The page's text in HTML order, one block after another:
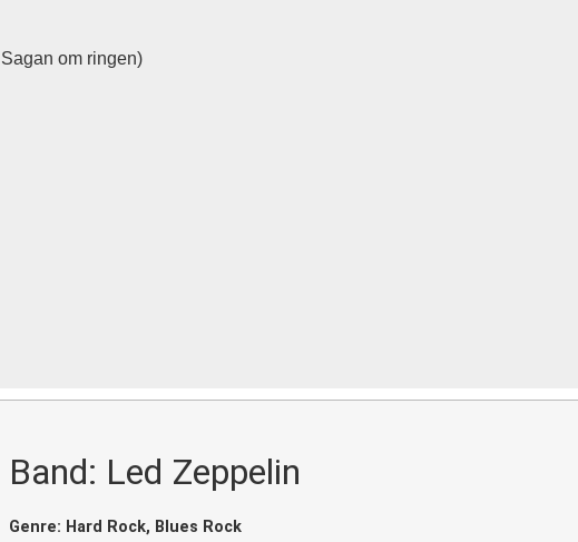
om ringen)
Band: Led Zeppelin
Genre: Hard Rock, Blues Rock